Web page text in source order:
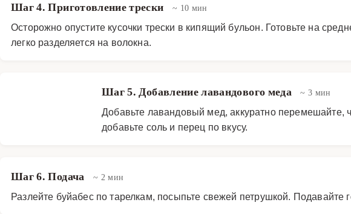
Шаг 4. Приготовление трески ~ 10 мин
Осторожно опустите кусочки трески в кипящий бульон. Готовьте на
легко разделяется на волокна.
Шаг 5. Добавление лавандового меда ~ 3 мин
Добавьте лавандовый мед, аккуратно перемешайте,
добавьте соль и перец по вкусу.
Шаг 6. Подача ~ 2 мин
Разлейте буйабес по тарелкам, посыпьте свежей петрушкой.